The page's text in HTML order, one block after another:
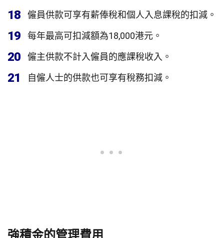
18 僱員供款可享有薪俸稅和個人入息課稅的扣減。
19 每年最高可扣減額為18,000港元。
20 僱主供款不計入僱員的應課稅收入。
21 自僱人士的供款也可享有稅務扣減。
強積金的管理費用